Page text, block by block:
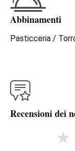
Abbinamenti
Pasticceria /
Recensioni dei